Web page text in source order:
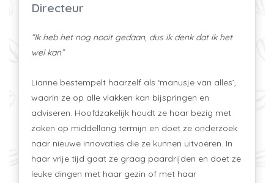
Directeur
“Ik heb het nog nooit gedaan, dus ik denk dat ik het
wel kan”
Lianne bestempelt haarzelf als ‘manusje van alles’,
waarin ze op alle vlakken kan bijspringen en
adviseren. Hoofdzakelijk houdt ze haar bezig met
zaken op middellang termijn en doet ze onderzoek
naar nieuwe innovaties die ze kunnen uitvoeren. In
haar vrije tijd gaat ze graag paardrijden en doet ze
leuke dingen met haar gezin of met haar